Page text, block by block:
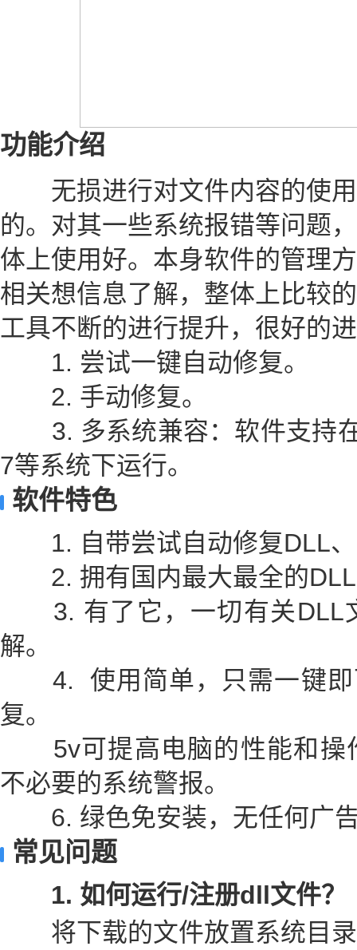
功能介绍
无损进行对文件内容的使用
的。对其一些系统报错等问题
体上使用好。本身软件的管理
相关想信息了解，整体上比较
工具不断的进行提升，很好的
1. 尝试一键自动修复。
2. 手动修复。
3. 多系统兼容：软件支持
7等系统下运行。
软件特色
1. 自带尝试自动修复DLL、
2. 拥有国内最大最全的DLL
3. 有了它，一切有关DLL
解。
4. 使用简单，只需一键即
复。
5v可提高电脑的性能和操
不必要的系统警报。
6. 绿色免安装，无任何广
常见问题
1. 如何运行/注册dll文件？
将下载的文件放置系统目